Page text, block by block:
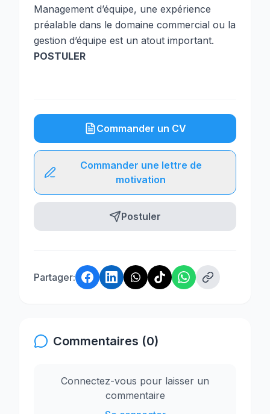
Management d’équipe, une expérience
préalable dans le domaine commercial ou la
gestion d’équipe est un atout important.
POSTULER
Commander un CV
Commander une lettre de
motivation
Postuler
Partager:
Commentaires (0)
Connectez-vous pour laisser un
commentaire